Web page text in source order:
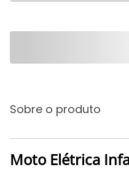
Sobre o produto
Moto Elétrica